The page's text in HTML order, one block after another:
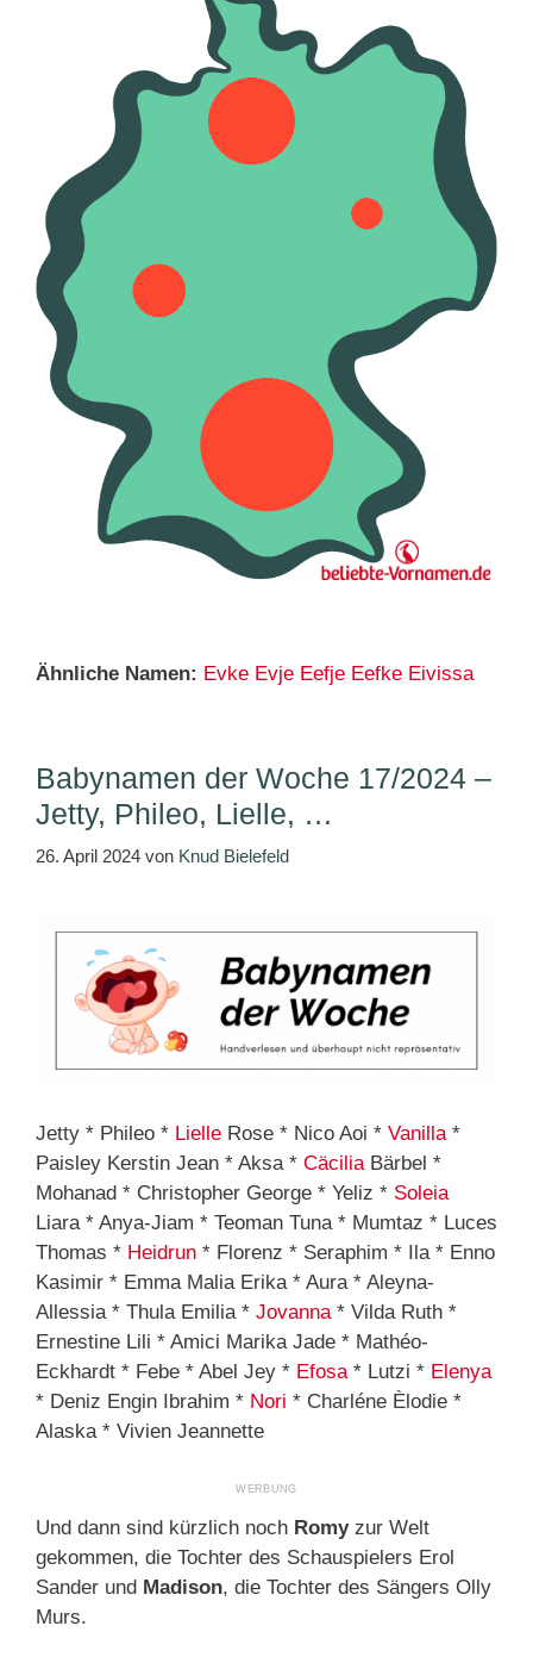
Ähnliche Namen: Evke Evje Eefje Eefke Eivissa
Babynamen der Woche 17/2024 –
Jetty, Phileo, Lielle, …
26. April 2024 von Knud Bielefeld
Jetty * Phileo * Lielle Rose * Nico Aoi * Vanilla*
Paisley Kerstin Jean * Aksa * CäciliaBärbel *
Mohanad * Christopher George * Yeliz * Soleia
Liara * Anya-Jiam * Teoman Tuna * Mumtaz * Luces
Thomas * Heidrun * Florenz * Seraphim * Ila * Enno
Kasimir * Emma Malia Erika * Aura * Aleyna-
Allessia * Thula Emilia * Jovanna* Vilda Ruth *
Ernestine Lili * Amici Marika Jade * Mathéo-
Eckhardt * Febe * Abel Jey * Efosa* Lutzi * Elenya
* Deniz Engin Ibrahim * Nori * Charléne Èlodie *
Alaska * Vivien Jeannette
Und dann sind kürzlich noch Romyzur Welt
gekommen, die Tochter des Schauspielers Erol
Sander und Madison, die Tochter des Sängers Olly
Murs.